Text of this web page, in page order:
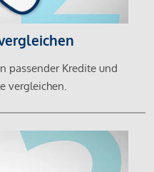
passender Kredite und
vergleichen.